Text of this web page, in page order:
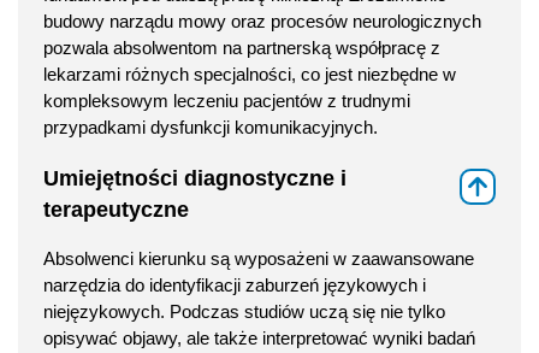
budowy narządu mowy oraz procesów neurologicznych
pozwala absolwentom na partnerską współpracę z
lekarzami różnych specjalności, co jest niezbędne w
kompleksowym leczeniu pacjentów z trudnymi
przypadkami dysfunkcji komunikacyjnych.
Umiejętności diagnostyczne i
terapeutyczne
Absolwenci kierunku są wyposażeni w zaawansowane
narzędzia do identyfikacji zaburzeń językowych i
niejęzykowych. Podczas studiów uczą się nie tylko
opisywać objawy, ale także interpretować wyniki badań